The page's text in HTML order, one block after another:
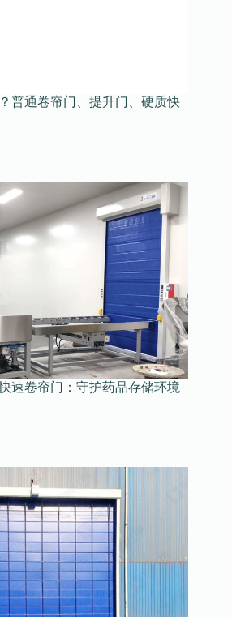
普通卷帘门、提升门、硬质快
速卷帘门：守护药品存储环境